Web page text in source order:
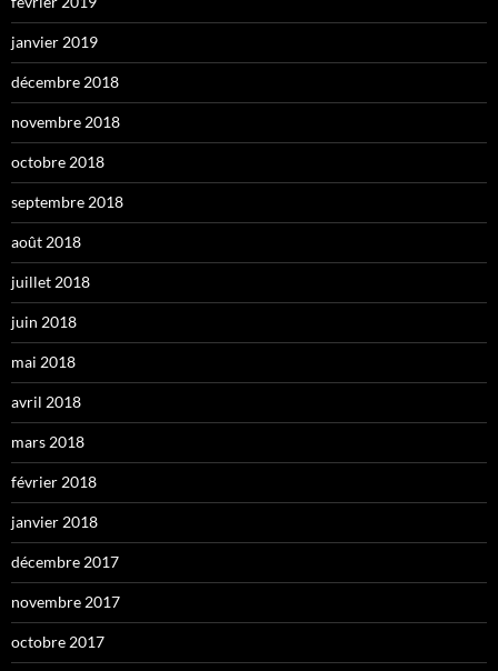
janvier 2019
décembre 2018
novembre 2018
octobre 2018
septembre 2018
août 2018
juillet 2018
juin 2018
mai 2018
avril 2018
mars 2018
février 2018
janvier 2018
décembre 2017
novembre 2017
octobre 2017